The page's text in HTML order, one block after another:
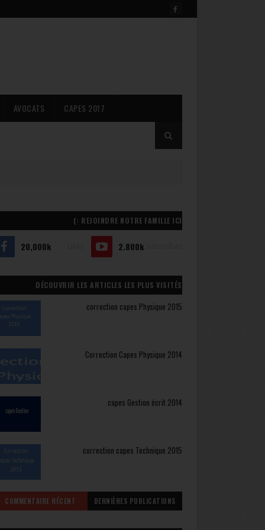
AVOCATS CAPES 2017
REJOINDRE NOTRE FAMILLE ICI :)
20,000k 2.800k
DÉCOUVRIR LES ARTICLES LES PLUS VISITÉS
correction capes Physique 2015
Correction Capes Physique 2014
capes Gestion écrit 2014
correction capes Technique 2015
COMMENTAIRE RÉCENT
DERNIÈRES PUBLICATIONS